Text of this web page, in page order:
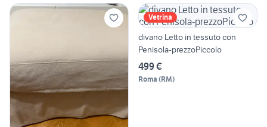
Vetrina
divano Letto in tessuto con
Penisola-prezzoPiccolo
499 €
Roma (RM)